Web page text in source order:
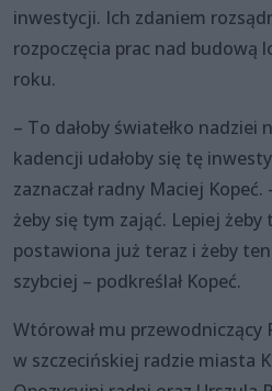
inwestycji. Ich zdaniem
rozpoczęcia prac nad budową
roku.
– To dałoby światełko nadziei
kadencji udałoby się tę
zaznaczał radny Maciej
żeby się tym zająć. Lepiej żeby
postawiona już teraz i żeby ten
szybciej – podkreślał Kopeć.
Wtórował mu przewodniczący
w szczecińskiej radzie miasta